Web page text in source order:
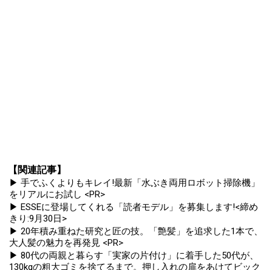
【関連記事】
▶ 手でふくよりもキレイ!最新「水ぶき両用ロボット掃除機」
をリアルにお試し <PR>
▶ ESSEに登場してくれる「読者モデル」を募集します!<締め
きり:9月30日>
▶ 20年積み重ねた研究と匠の技。「艶髪」を追求した1本で、
大人髪の魅力を再発見 <PR>
▶ 80代の両親と暮らす「実家の片付け」に着手した50代が、
130kgの粗大ゴミを捨てるまで。押し入れの扉をあけてビック